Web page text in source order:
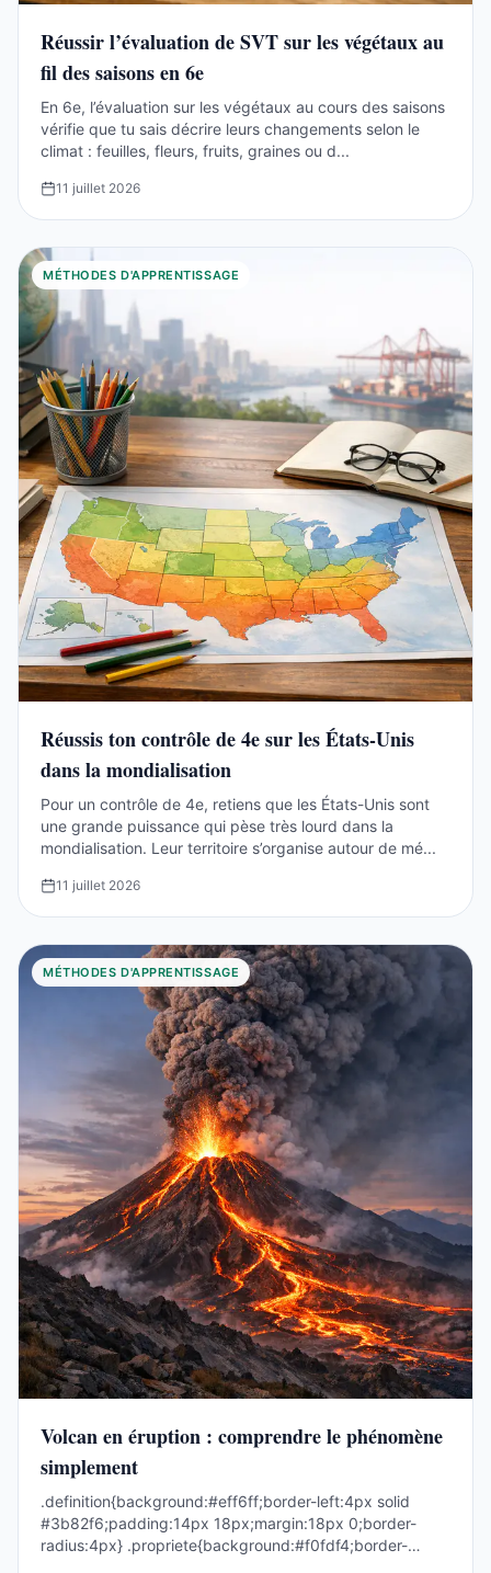
Réussir l’évaluation de SVT sur les végétaux au
fil des saisons en 6e
En 6e, l’évaluation sur les végétaux au cours des saisons
vérifie que tu sais décrire leurs changements selon le
climat : feuilles, fleurs, fruits, graines ou d...
11 juillet 2026
MÉTHODES D'APPRENTISSAGE
Réussis ton contrôle de 4e sur les États-Unis
dans la mondialisation
Pour un contrôle de 4e, retiens que les États-Unis sont
une grande puissance qui pèse très lourd dans la
mondialisation. Leur territoire s’organise autour de mé...
11 juillet 2026
MÉTHODES D'APPRENTISSAGE
Volcan en éruption : comprendre le phénomène
simplement
.definition{background:#eff6ff;border-left:4px solid
#3b82f6;padding:14px 18px;margin:18px 0;border-
radius:4px} .propriete{background:#f0fdf4;border-